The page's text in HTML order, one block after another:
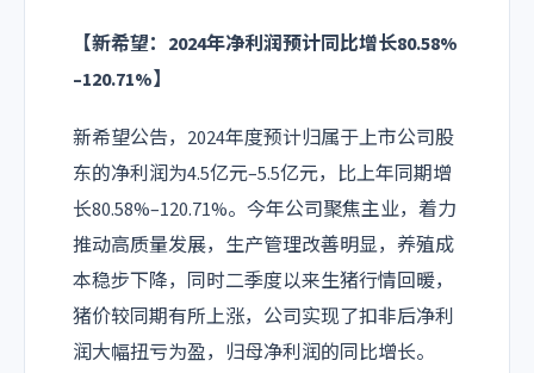
【新希望：2024年净利润预计同比增长80.58%
–120.71%】
新希望公告，2024年度预计归属于上市公司股
东的净利润为4.5亿元–5.5亿元，比上年同期增
长80.58%–120.71%。今年公司聚焦主业，着力
推动高质量发展，生产管理改善明显，养殖成
本稳步下降，同时二季度以来生猪行情回暖，
猪价较同期有所上涨，公司实现了扣非后净利
润大幅扭亏为盈，归母净利润的同比增长。